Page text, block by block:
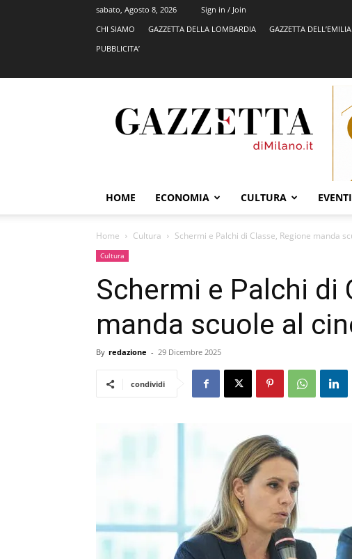
sabato, Agosto 8, 2026
Sign in / Join
CHI SIAMO
GAZZETTA DELLA LOMBARDIA GAZZETTA
PUBBLICITA’
HOME ECONOMIA CULTURA EVENTI
Home Cultura Schermi e Palchi di Classe, Regione manda
Cultura
Schermi e Palchi di
manda scuole al
By redazione - 29 Dicembre 2025
condividi